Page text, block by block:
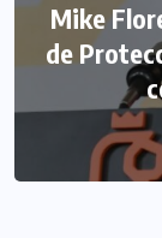
Mike
de